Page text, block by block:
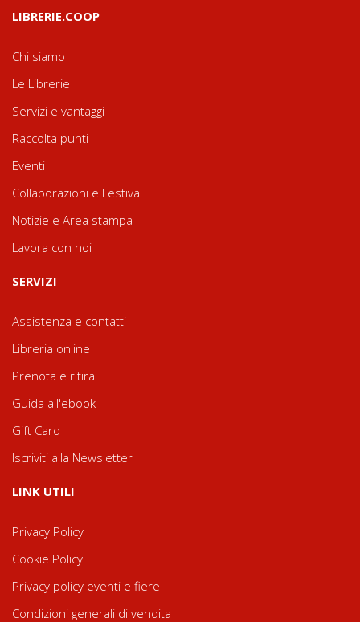
LIBRERIE.COOP
Chi siamo
Le Librerie
Servizi e vantaggi
Raccolta punti
Eventi
Collaborazioni e Festival
Notizie e Area stampa
Lavora con noi
SERVIZI
Assistenza e contatti
Libreria online
Prenota e ritira
Guida all'ebook
Gift Card
Iscriviti alla Newsletter
LINK UTILI
Privacy Policy
Cookie Policy
Privacy policy eventi e fiere
Condizioni generali di vendita